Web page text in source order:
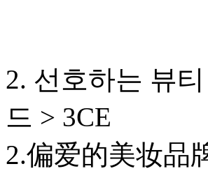
2. 선호하는 뷰
드 > 3CE
2.偏爱的美妆品